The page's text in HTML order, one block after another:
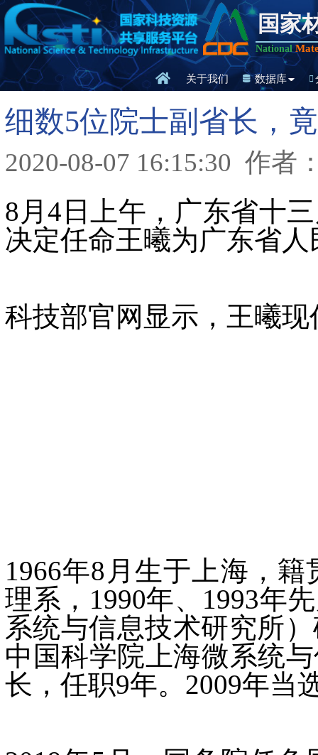
国家
National
关于我们 数据库
细数5位院士副省长，
2020-08-07 16:15:30 作者
8月4日上午，广东省十
决定任命王曦为广东省
科技部官网显示，王曦
1966年8月生于上海，
理系，1990年、1993年
系统与信息技术研究所
中国科学院上海微系统
长，任职9年。2009年当